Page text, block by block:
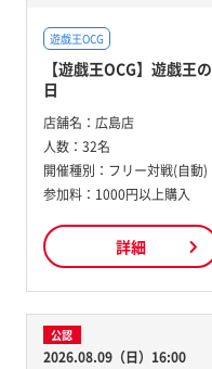
遊戯王OCG
【遊戯王OCG】遊戯王の
日
店舗名： 広島店
人数： 32名
開催種別： フリー対戦(自動)
参加料： 1000円以上購入
詳細
公認
2026.08.09（日）16:00